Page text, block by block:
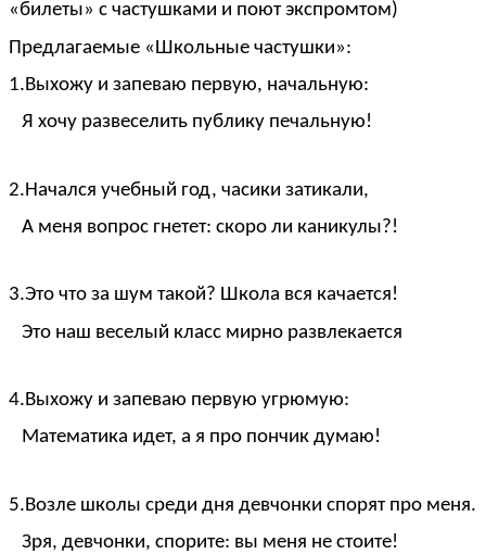
«билеты» с частушками и поют экспромтом)
Предлагаемые «Школьные частушки»:
1.Выхожу и запеваю первую, начальную:
Я хочу развеселить публику печальную!
2.Начался учебный год, часики затикали,
А меня вопрос гнетет: скоро ли каникулы?!
3.Это что за шум такой? Школа вся качается!
Это наш веселый класс мирно развлекается
4.Выхожу и запеваю первую угрюмую:
Математика идет, а я про пончик думаю!
5.Возле школы среди дня девчонки спорят про меня.
Зря, девчонки, спорите: вы меня не стоите!